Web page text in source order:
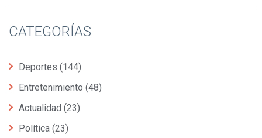
CATEGORÍAS
Deportes (144)
Entretenimiento (48)
Actualidad (23)
Política (23)